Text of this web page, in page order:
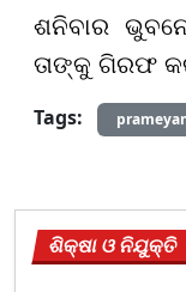
ଶନିବାର
ତାଙ୍କୁ ଗିରଫ
Tags:
ଶିକ୍ଷା ଓ ନିଯୁକ୍ତି